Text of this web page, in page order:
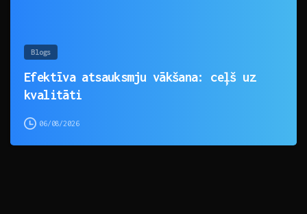
Blogs
Efektīva atsauksmju vākšana: ceļš uz
kvalitāti
06/08/2026